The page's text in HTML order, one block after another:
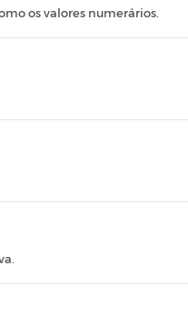
os valores numerários.